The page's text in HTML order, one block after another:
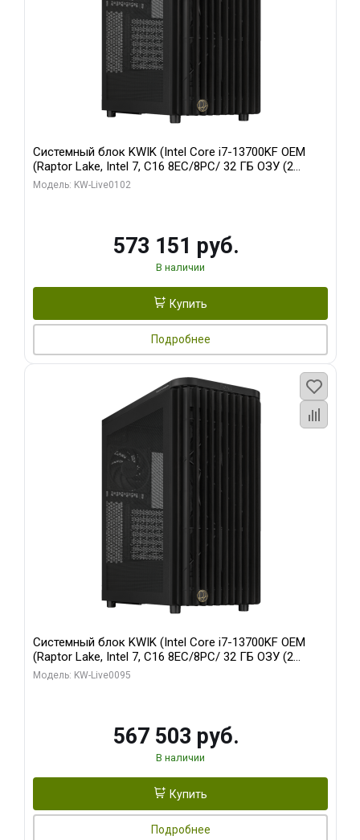
Системный блок KWIK (Intel Core i7-13700KF OEM
(Raptor Lake, Intel 7, C16 8EC/8PC/ 32 ГБ ОЗУ (2
модуля)/ Afox RTX4090 24GB GDDR6X 384-Bit 3xDP
Модель: KW-Live0102
573 151 руб.
В наличии
Купить
Подробнее
Системный блок KWIK (Intel Core i7-13700KF OEM
(Raptor Lake, Intel 7, C16 8EC/8PC/ 32 ГБ ОЗУ (2
модуля)/ Afox RTX4090 24GB GDDR6X 384-Bit 3xDP
Модель: KW-Live0095
567 503 руб.
В наличии
Купить
Подробнее